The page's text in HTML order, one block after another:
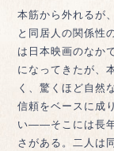
本筋から外れるが
と同居人の関係性
は日本映画のなか
になってきたが、
く、驚くほど自然
信頼をベースに成
い――そこには長
さがある。二人は